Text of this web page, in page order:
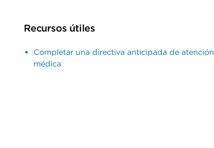
Recursos útiles
Completar una directiva anticipada de atención
médica